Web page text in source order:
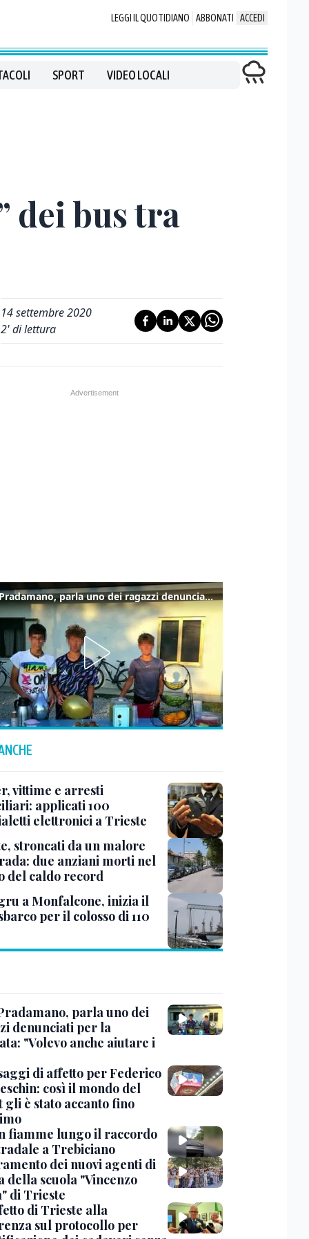
LEGGI IL QUOTIDIANO ABBONATI ACCEDI
SPORT VIDEO LOCALI
dei bus tra
14 settembre 2020
2' di lettura
Caso Pradamano, parla uno dei ragazzi denunciati per la limonata: "Volevo anche aiutare i miei"
vittime e arresti
applicati 100
elettronici a Trieste
stroncati da un malore
due anziani morti nel
del caldo record
a Monfalcone, inizia il
per il colosso di 110
parla uno dei
denunciati per la
"Volevo anche aiutare i
di affetto per Federico
così il mondo del
gli è stato accanto fino
fiamme lungo il raccordo
a Trebiciano
dei nuovi agenti di
della scuola "Vincenzo
di Trieste
di Trieste alla
sul protocollo per